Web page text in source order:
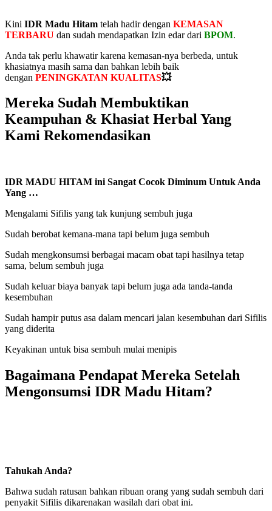
Kini IDR Madu Hitam telah hadir dengan KEMASAN
TERBARU dan sudah mendapatkan Izin edar dari BPOM.
Anda tak perlu khawatir karena kemasan-nya berbeda, untuk
khasiatnya masih sama dan bahkan lebih baik
dengan PENINGKATAN KUALITAS💥
Mereka Sudah Membuktikan
Keampuhan & Khasiat Herbal Yang
Kami Rekomendasikan
IDR MADU HITAM ini Sangat Cocok Diminum Untuk Anda
Yang …
Mengalami Sifilis yang tak kunjung sembuh juga
Sudah berobat kemana-mana tapi belum juga sembuh
Sudah mengkonsumsi berbagai macam obat tapi hasilnya tetap
sama, belum sembuh juga
Sudah keluar biaya banyak tapi belum juga ada tanda-tanda
kesembuhan
Sudah hampir putus asa dalam mencari jalan kesembuhan dari Sifilis
yang diderita
Keyakinan untuk bisa sembuh mulai menipis
Bagaimana Pendapat Mereka Setelah
Mengonsumsi IDR Madu Hitam?
Tahukah Anda?
Bahwa sudah ratusan bahkan ribuan orang yang sudah sembuh dari
penyakit Sifilis dikarenakan wasilah dari obat ini.